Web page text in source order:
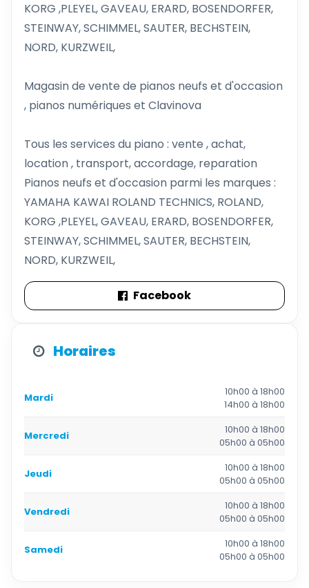
KORG ,PLEYEL, GAVEAU, ERARD, BOSENDORFER,
STEINWAY, SCHIMMEL, SAUTER, BECHSTEIN,
NORD, KURZWEIL,
Magasin de vente de pianos neufs et d'occasion
, pianos numériques et Clavinova
Tous les services du piano : vente , achat,
location , transport, accordage, reparation
Pianos neufs et d'occasion parmi les marques :
YAMAHA KAWAI ROLAND TECHNICS, ROLAND,
KORG ,PLEYEL, GAVEAU, ERARD, BOSENDORFER,
STEINWAY, SCHIMMEL, SAUTER, BECHSTEIN,
NORD, KURZWEIL,
Facebook
Horaires
Mardi
10h00 à 18h00
14h00 à 18h00
Mercredi
10h00 à 18h00
05h00 à 05h00
Jeudi
10h00 à 18h00
05h00 à 05h00
Vendredi
10h00 à 18h00
05h00 à 05h00
Samedi
10h00 à 18h00
05h00 à 05h00